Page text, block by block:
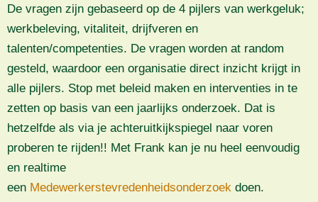
De vragen zijn gebaseerd op de 4 pijlers van werkgeluk;
werkbeleving, vitaliteit, drijfveren en
talenten/competenties. De vragen worden at random
gesteld, waardoor een organisatie direct inzicht krijgt in
alle pijlers. Stop met beleid maken en interventies in te
zetten op basis van een jaarlijks onderzoek. Dat is
hetzelfde als via je achteruitkijkspiegel naar voren
proberen te rijden!! Met Frank kan je nu heel eenvoudig
en realtime
een Medewerkerstevredenheidsonderzoek doen.